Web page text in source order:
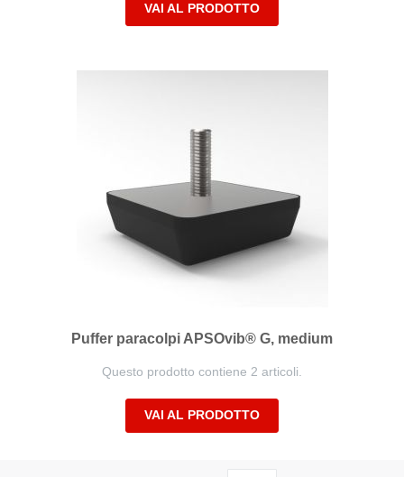
VAI AL PRODOTTO
Puffer paracolpi APSOvib® G, medium
Questo prodotto contiene 2 articoli.
VAI AL PRODOTTO